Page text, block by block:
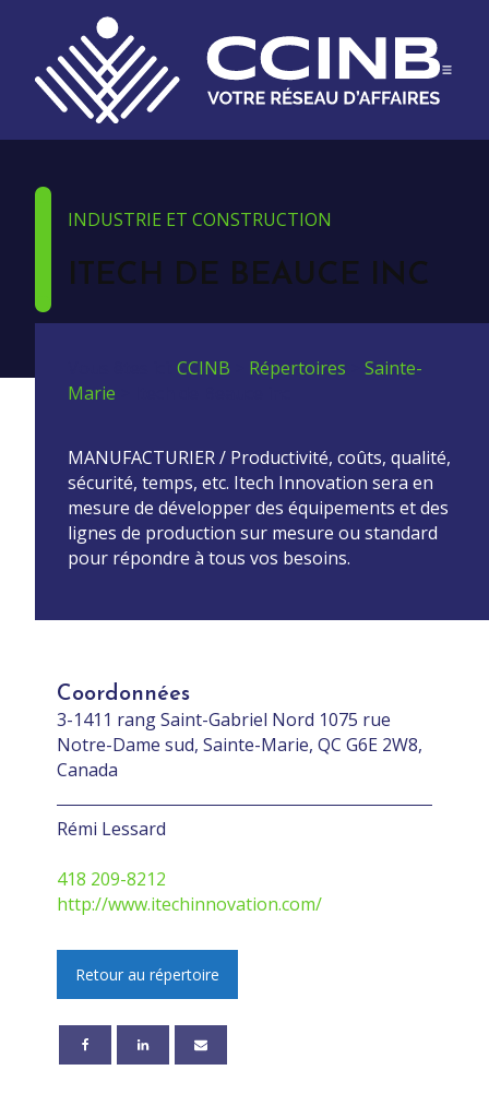
INDUSTRIE ET CONSTRUCTION
ITECH DE BEAUCE INC
CCINB Répertoires
Sainte-
Marie
MANUFACTURIER / Productivité, coûts, qualité,
sécurité, temps, etc. Itech Innovation sera en
mesure de développer des équipements et des
lignes de production sur mesure ou standard
pour répondre à tous vos besoins.
Coordonnées
3-1411 rang Saint-Gabriel Nord 1075 rue
Notre-Dame sud, Sainte-Marie, QC G6E 2W8,
Canada
Rémi Lessard
418 209-8212
http://www.itechinnovation.com/
Retour au répertoire